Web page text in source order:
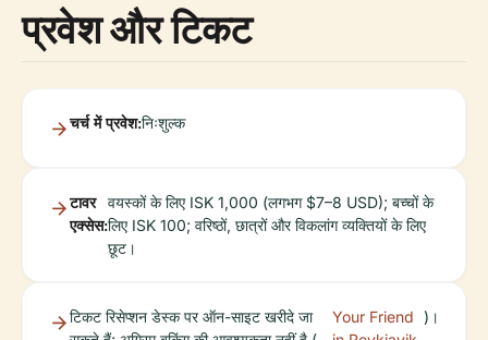
प्रवेश और टिकट
चर्च में प्रवेश:निःशुल्क
टावर
एक्सेस:
वयस्कों के लिए ISK 1,000 (लगभग $7–8 USD); बच्चों के
लिए ISK 100; वरिष्ठों, छात्रों और विकलांग व्यक्तियों के लिए
छूट।
टिकट रिसेप्शन डेस्क पर ऑन-साइट खरीदे जा
Your Friend )।